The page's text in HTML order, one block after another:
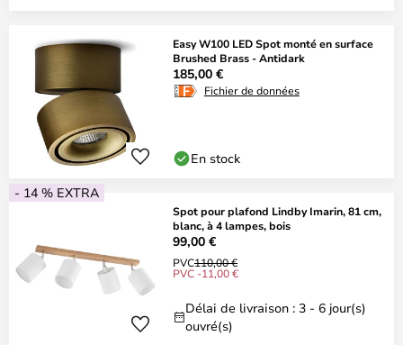
Easy W100 LED Spot monté en surface
Brushed Brass - Antidark
185,00 €
Fichier de données
En stock
- 14 % EXTRA
Spot pour plafond Lindby Imarin, 81 cm,
blanc, à 4 lampes, bois
99,00 €
PVC110,00 €
PVC -11,00 €
Délai de livraison : 3 - 6 jour(s)
ouvré(s)